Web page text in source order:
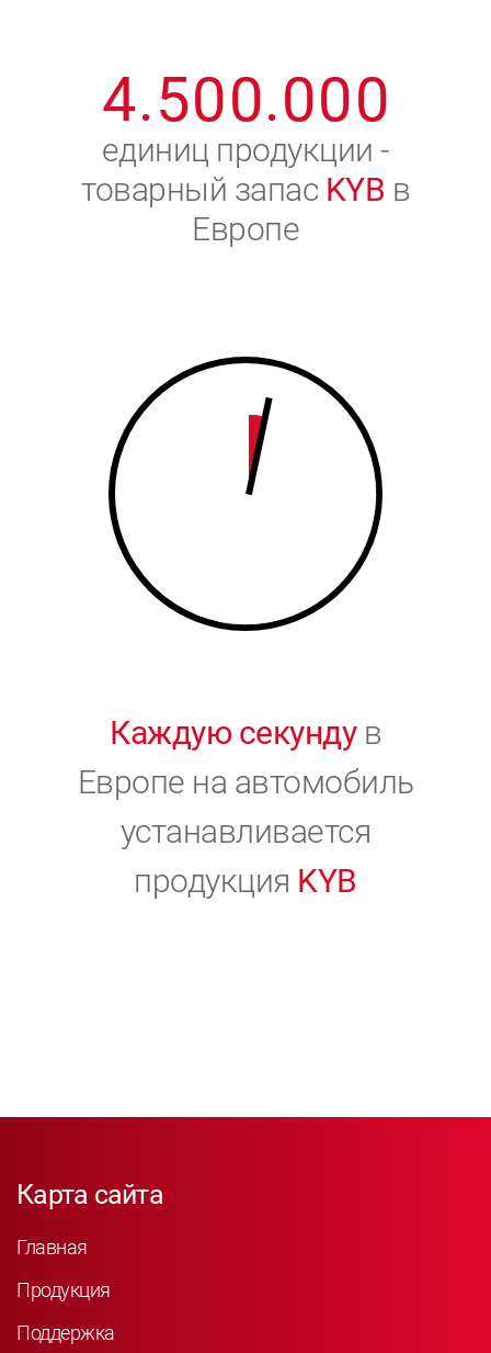
4
5
6
9
0
.5
6
7
0
00.000
единиц продукции -
товарный запас KYB в
Европе
Каждую секундув
Европе на автомобиль
устанавливается
продукция KYB
Карта сайта
Главная
Продукция
Поддержка